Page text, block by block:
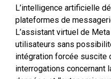
L’intelligence artificielle
plateformes de
L’assistant virtuel de
utilisateurs sans
intégration forcée suscite
interrogations concernant